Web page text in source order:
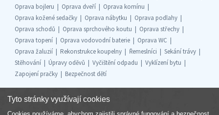
Oprava bojleru
Oprava dveří
Oprava komínu
Oprava kožené sedačky
Oprava nábytku
Oprava podlahy
Oprava schodů
Oprava sprchového koutu
Oprava střechy
Oprava topení
Oprava vodovodní baterie
Oprava WC
Oprava žaluzií
Rekonstrukce koupelny Řemeslníci
Sekání trávy
Stěhování
Úpravy oděvů Vyčištění odpadu
Vyklízení bytu
Zapojení pračky
Bezpečnost dětí
Tyto stránky využívají cookies